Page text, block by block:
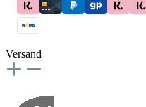
Versand